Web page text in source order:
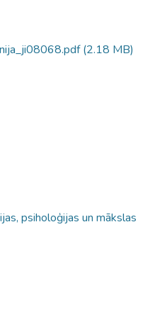
(2.18 MB)
psiholoģijas un mākslas